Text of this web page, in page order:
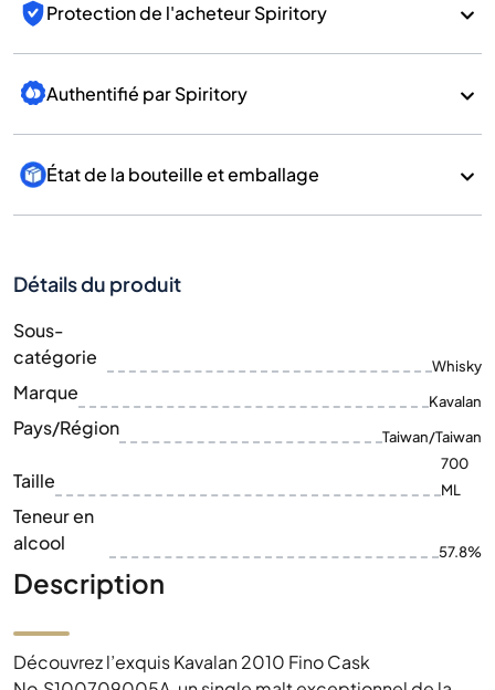
Protection de l'acheteur Spiritory
Authentifié par Spiritory
État de la bouteille et emballage
Détails du produit
Sous-
catégorie
Whisky
Marque Kavalan
Pays/Région Taiwan/Taiwan
Taille
700
ML
Teneur en
alcool
57.8%
Description
Découvrez l’exquis Kavalan 2010 Fino Cask